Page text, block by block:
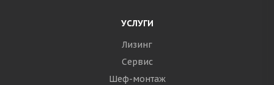
УСЛУГИ
Лизинг
Сервис
Шеф-монтаж